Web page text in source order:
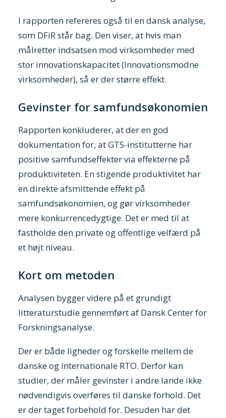
I rapporten refereres også til en dansk analyse,
som DFiR står bag. Den viser, at hvis man
målretter indsatsen mod virksomheder med
stor innovationskapacitet (Innovationsmodne
virksomheder), så er der større effekt.
Gevinster for samfundsøkonomien
Rapporten konkluderer, at der en god
dokumentation for, at GTS-institutterne har
positive samfundseffekter via effekterne på
produktiviteten. En stigende produktivitet har
en direkte afsmittende effekt på
samfundsøkonomien, og gør virksomheder
mere konkurrencedygtige. Det er med til at
fastholde den private og offentlige velfærd på
et højt niveau.
Kort om metoden
Analysen bygger videre på et grundigt
litteraturstudie gennemført af Dansk Center for
Forskningsanalyse.
Der er både ligheder og forskelle mellem de
danske og internationale RTO. Derfor kan
studier, der måler gevinster i andre lande ikke
nødvendigvis overføres til danske forhold. Det
er der taget forbehold for. Desuden har det